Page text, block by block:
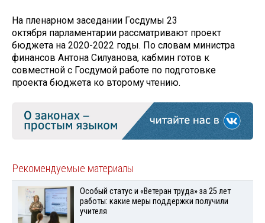
На пленарном заседании Госдумы 23
октября парламентарии рассматривают проект
бюджета на 2020-2022 годы. По словам министра
финансов Антона Силуанова, кабмин готов к
совместной с Госдумой работе по подготовке
проекта бюджета ко второму чтению.
Рекомендуемые материалы
Особый статус и «Ветеран труда» за 25 лет
работы: какие меры поддержки получили
учителя